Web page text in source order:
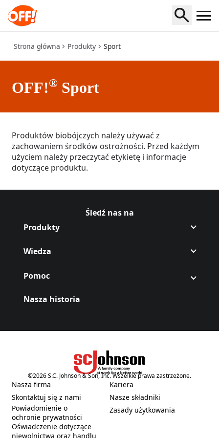
sport
Strona główna Produkty Sport
OFF!® Sport
Produktów biobójczych należy używać z
zachowaniem środków ostrożności. Przed każdym
użyciem należy przeczytać etykietę i informacje
dotyczące produktu.
Śledź nas na
Śledź Off na,[object Object],
(Opens in a new tab)
Śledź Off na,[object Object],
(Opens in a new tab)
Produkty
Wiedza
Pomoc
Nasza historia
(Opens in a new tab)
©2026S.C. Johnson & Son, Inc. Wszelkie prawa zastrzeżone.
Nasza firma
(Opens in a new tab)
Skontaktuj się z nami
(Opens in a new tab)
Powiadomienie o
ochronie prywatności
(Opens in a new tab)
Oświadczenie dotyczące
niewolnictwa oraz handlu
Kariera
(Opens in a new tab)
Nasze składniki
(Opens in a new tab)
Zasady użytkowania
(Opens in a new tab)